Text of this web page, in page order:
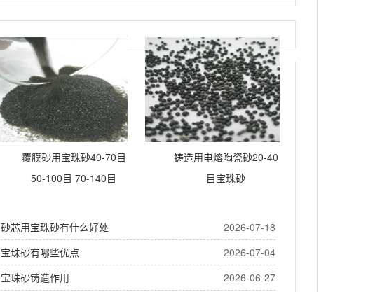
覆膜砂用宝珠砂40-70目
50-100目 70-140目
铸造用电熔陶瓷砂20-40
目宝珠砂
2026-07-18
砂芯用宝珠砂有什么好处
2026-07-04
宝珠砂有哪些优点
2026-06-27
宝珠砂铸造作用